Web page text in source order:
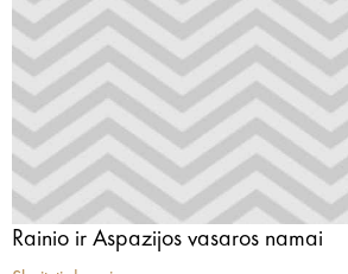
Rainio ir Aspazijos vasaros namai